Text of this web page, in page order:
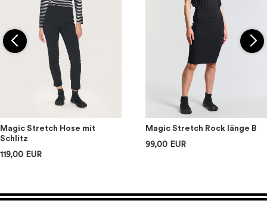
Magic Stretch Hose mit
Schlitz
119,00 EUR
Magic Stretch Rock länge B
99,00 EUR